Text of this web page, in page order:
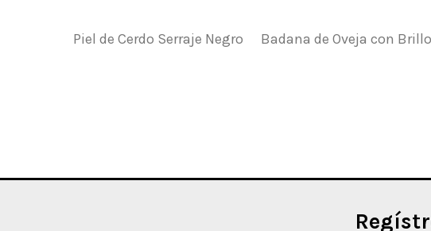
Piel de Cerdo Serraje Negro Badana de Oveja con Brillo